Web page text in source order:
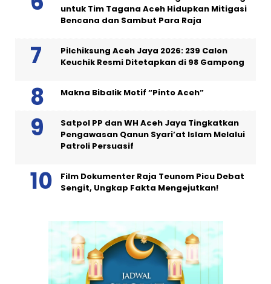
untuk Tim Tagana Aceh Hidupkan Mitigasi
Bencana dan Sambut Para Raja
Pilchiksung Aceh Jaya 2026: 239 Calon
Keuchik Resmi Ditetapkan di 98 Gampong
Makna Bibalik Motif “Pinto Aceh”
Satpol PP dan WH Aceh Jaya Tingkatkan
Pengawasan Qanun Syari’at Islam Melalui
Patroli Persuasif
Film Dokumenter Raja Teunom Picu Debat
Sengit, Ungkap Fakta Mengejutkan!